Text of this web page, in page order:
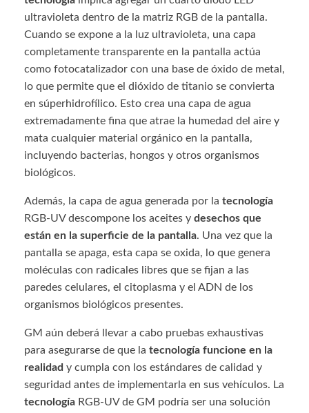
ultravioleta dentro de la matriz RGB de la pantalla.
Cuando se expone a la luz ultravioleta, una capa
completamente transparente en la pantalla actúa
como fotocatalizador con una base de óxido de metal,
lo que permite que el dióxido de titanio se convierta
en súperhidrofílico. Esto crea una capa de agua
extremadamente fina que atrae la humedad del aire y
mata cualquier material orgánico en la pantalla,
incluyendo bacterias, hongos y otros organismos
biológicos.
Además, la capa de agua generada por la tecnología
RGB-UV descompone los aceites y desechos que
están en la superficie de la pantalla. Una vez que la
pantalla se apaga, esta capa se oxida, lo que genera
moléculas con radicales libres que se fijan a las
paredes celulares, el citoplasma y el ADN de los
organismos biológicos presentes.
GM aún deberá llevar a cabo pruebas exhaustivas
para asegurarse de que la tecnología funcione en la
realidad y cumpla con los estándares de calidad y
seguridad antes de implementarla en sus vehículos. La
tecnología RGB-UV de GM podría ser una solución